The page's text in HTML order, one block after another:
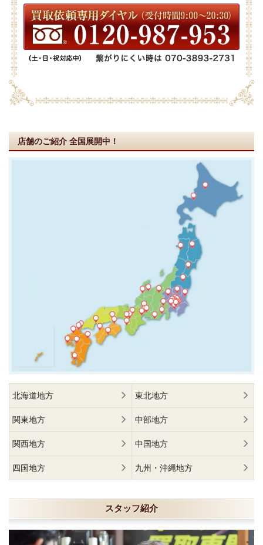
店舗のご紹介 全国展開中！
北海道地方 東北地方
関東地方 中部地方
関西地方 中国地方
四国地方 九州・沖縄地方
スタッフ紹介